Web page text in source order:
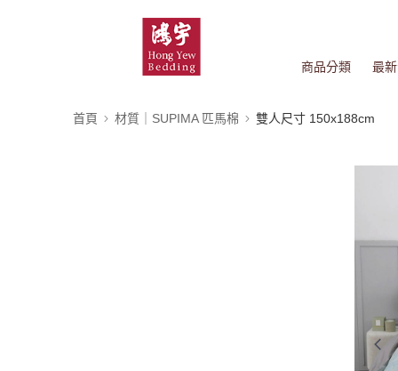
商品分類 最
首頁 材質｜SUPIMA 匹馬棉 雙人尺寸 150x188cm